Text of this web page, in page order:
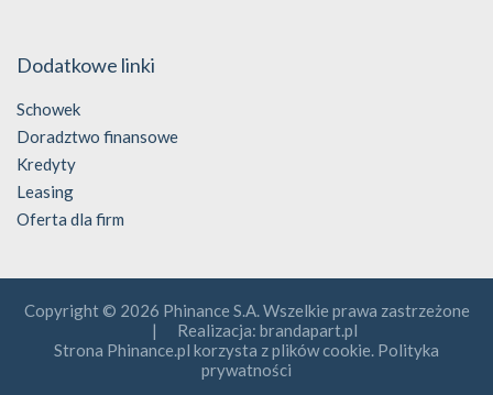
Dodatkowe linki
Schowek
Doradztwo finansowe
Kredyty
Leasing
Oferta dla firm
Copyright © 2026 Phinance S.A. Wszelkie prawa zastrzeżone
| Realizacja: brandapart.pl
Strona Phinance.pl korzysta z plików cookie. Polityka
prywatności